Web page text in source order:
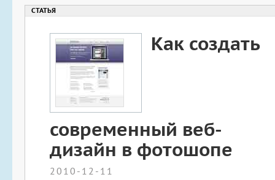
Как создать
современный веб-
дизайн в фотошопе
2010-12-11